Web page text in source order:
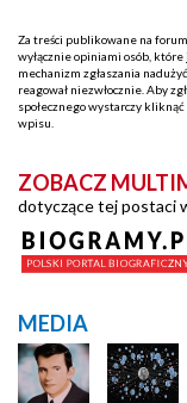
Za treści publikowane na
wyłącznie opiniami osób,
mechanizm zgłaszania
reagował niezwłocznie. Aby
społecznego wystarczy
wpisu.
ZOBACZ
dotyczące tej postaci
MEDIA